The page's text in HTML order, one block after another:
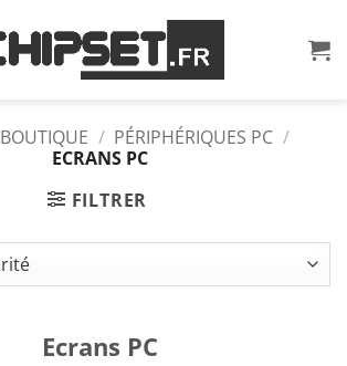
BOUTIQUE / PÉRIPHÉRIQUES PC /
ECRANS PC
FILTRER
Ecrans PC